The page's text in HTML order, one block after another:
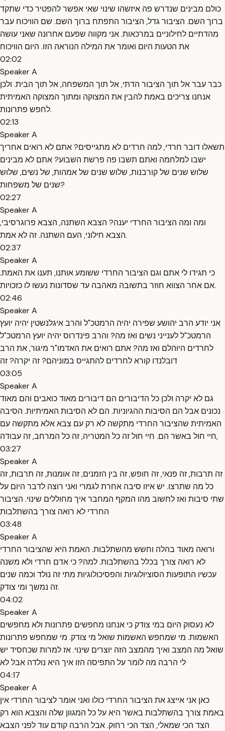
כולם מבינים שנדרש פה איזשהו שינוי שאי אפשר להפטיר כדי שתקד
ברוך השם. הציבור גדל, הציבור התפתח ברוך השם. שם הוויכוח עבר
מהדתיים לחילוניים במרכאות. אני מקווה שפעם אחרונה שאני עושה
את הטעות היום ואומר את המילה הנוראה הזו. היום הוויכוח
02:02
Speaker A
כבר עבר אל תוך הציבור הדתי, אל תוך המשפחה, אל תוך הבית. ולכן
אנחנו צריכים באמת להבין את המצוקה ומתוך המצוקה האמיתית
לחפש פתרונות.
02:13
Speaker A
תשאלו דובר חרדי, למה חרדים לא מתגייסים? אתם לא רואים אחריך
ישבו למלחמה ואתם תשבו פה פרשת השבוע? אתם לא מבינים
שלוש שנים של קורבנות, שלוש שנים של אמהות, של נשים, שלוש
שנים של משפחות?
02:27
Speaker A
ומה ומה הציבור החרדי יענה? הצבא השתנה, הצבא פרוגרסיבי,
הצבא חילוני, העם השתנה. זה לא אמת.
02:37
Speaker A
כי תגידו לי אתם וגם הציבור החרדי ששומע אותנו, תענו את האמת.
אם אחר הצווא חוזר בתשובה מאהבה עד שסדונות נעשו לו כזכויות.
02:46
Speaker A
אני יודע הרב יהושע שפירה יהיה הרמטכ"ל והרב איגלנשטין יהיה יועץ
הרמטכ"ל לענייני נשים ואז מה? והרב פינדרוס יהיה יועץ הרמטכ"ל
לחרדים היוהלם ואז מה? אתם רואים את האדמו"ר מיגור, את הרב
דובלנדו קורא לחרדים להתגייס במוניהם? זה יקרה? זה
03:05
Speaker A
גם לא יקרה ולכן כל הדיבורים הם דיבורים מאוד כואבים והם מאוד
נכונים אבל הם הסיבות ההגיוניות. הם לא הסיבות האמיתיות. הסיבה
האמיתית שהציבור החרדי מתקשה לא רק עם צבא אלא מתקשה עם
חיי חול באשר הם. חיי חול זה כל המטריה, זה כל המרחב, זה עבודה,
03:27
Speaker A
זה תרבות, זה פנאי, זה חופש, זה בין הזמנים, זה אומנות, זה תרבות, זה
כל מה שתרצו. יש איזו סיבה אחרת לגמרי ואני רוצה לדבר היום על
שתי סיבות ואז לחשוב מהו המקף המחבר איך מחוללים שינוי. הציבור
החרדי לא רואה צורך בהשתלבות
03:48
Speaker A
ורואה מאוד בהלה וחשש מהשתלבות. האמת היא שהציבור החרדי
לא רואה צורך בכלל בהשתלבות. למה? כי אדם חרדי ולא משנה
עכשיו התופעות הסוציולוגיות והפסיכולוגיות מתי זה נולד וכמה שנים
זה נמשך ומי צודק.
04:02
Speaker A
לא נעסוק היום במי צודק כי אנחנו מחפשים פתרונות ולא מחפשים
האשמות. מי שמחפש האשמות שואל מי צודק. מי שמחפש פתרונות
שואל מה המצב ואיך מהמצב הזה יוצרים שינוי. אז למרות שכחסיד יש
לי הרבה מה לומר על התפיסה הזו איך היא נולדה אבל לא
04:17
Speaker A
כאן אני אייצג את הציבור החרדי כולו ואני אומר לציבור החרדי אין
באמת צורך בהשתלבות באשר היא על כל המגוון שלה והצבא הוא רק
הצד הכי שמאלי, הצד הכי רחוק. אבל הרבה קודם עוד לפני הצבא